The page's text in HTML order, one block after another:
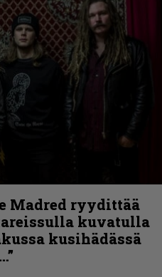
Madred ryydittää
kuvatulla
kusihädässä